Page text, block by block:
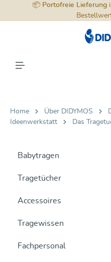
springen
📦 Portofreie Lieferung
Home Über DIDYMOS
Ideenwerkstatt
Das
Babytragen
Tragetücher
Accessoires
Tragewissen
Fachpersonal